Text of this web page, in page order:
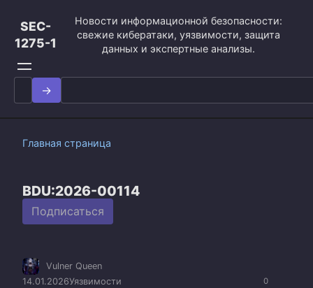
контенту
SEC-
1275-1
Новости информационной безопасности:
свежие кибератаки, уязвимости, защита
данных и экспертные анализы.
Search
for:
Главная страница
BDU:2026-00114
Подписаться
0
Vulner Queen
14.01.2026Уязвимости